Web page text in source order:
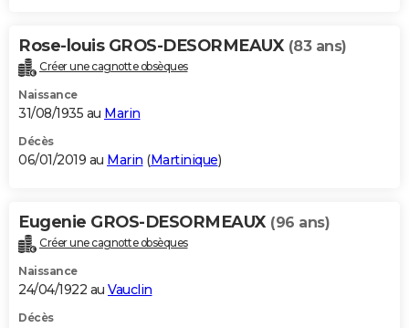
Rose-louis GROS-DESORMEAUX (83 ans)
Créer une cagnotte obsèques
Naissance
31/08/1935 au Marin
Décès
06/01/2019 au Marin (Martinique)
Eugenie GROS-DESORMEAUX (96 ans)
Créer une cagnotte obsèques
Naissance
24/04/1922 au Vauclin
Décès